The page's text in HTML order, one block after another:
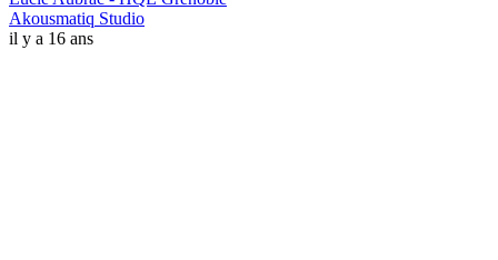
Akousmatiq Studio
il y a 16 ans